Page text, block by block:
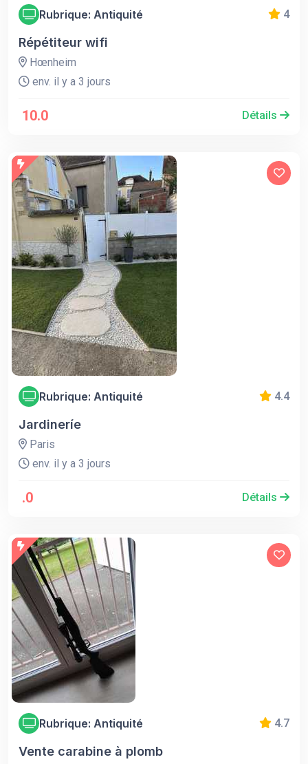
Rubrique: Antiquité 4
Répétiteur wifi
Hœnheim
env. il y a 3 jours
10.0 Détails
Rubrique: Antiquité 4.4
Jardineríe
Paris
env. il y a 3 jours
.0 Détails
Rubrique: Antiquité 4.7
Vente carabine à plomb